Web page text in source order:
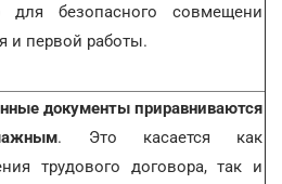
для безопасного совмещени
и первой работы.
документы приравниваются
. Это касается как
трудового договора, так и